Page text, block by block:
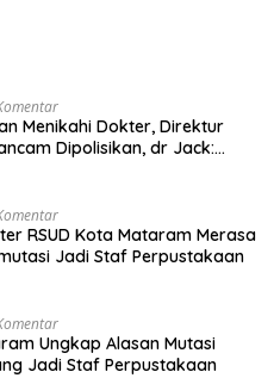
Menikahi Dokter, Direktur
Dipolisikan, dr Jack:
RSUD Kota Mataram Merasa
Jadi Staf Perpustakaan
Ungkap Alasan Mutasi
Jadi Staf Perpustakaan